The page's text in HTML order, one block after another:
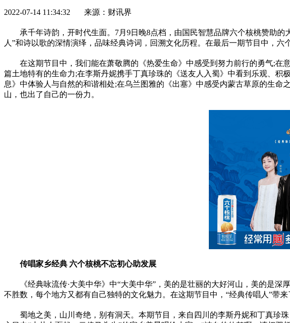
2022-07-14 11:34:32 来源：财讯界
承千年诗韵，开时代生面。7月9日晚8点档，由国民智慧品牌六个核桃赞助
人”和诗以歌的深情演绎，品味经典诗词，回溯文化历程。在最后一期节目中，六
在这期节目中，我们能在萧敬腾的《热爱生命》中感受到努力前行的勇气;
篇土地特有的生命力;在李斯丹妮携手丁真珍珠的《送友人入蜀》中看到乐观、
息》中体验人与自然的和谐相处;在乌兰图雅的《出塞》中感受内蒙古草原的生
山，也出了自己的一份力。
传唱家乡经典 六个核桃不忘初心助发展
《经典咏流传·大美中华》中“大美中华”，美的是壮丽的大好河山，美的是
不胜数，每个地方又都有自己独特的文化魅力。在这期节目中，“经典传唱人”带来
蜀地之美，山川奇绝，别有洞天。本期节目，来自四川的李斯丹妮和丁真珍